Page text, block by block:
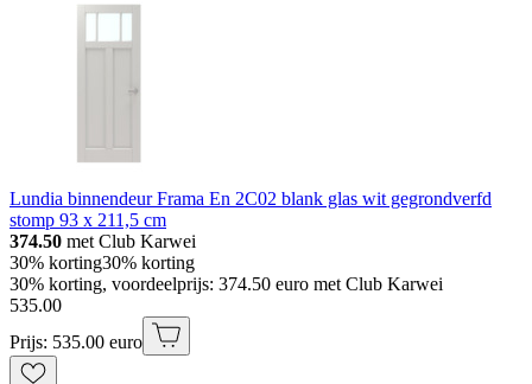
Lundia binnendeur Frama En 2C02 blank glas wit gegrondverfd
stomp 93 x 211,5 cm
374.50 met Club Karwei
30% korting30% korting
30% korting, voordeelprijs: 374.50 euro met Club Karwei
535.00
Prijs: 535.00 euro